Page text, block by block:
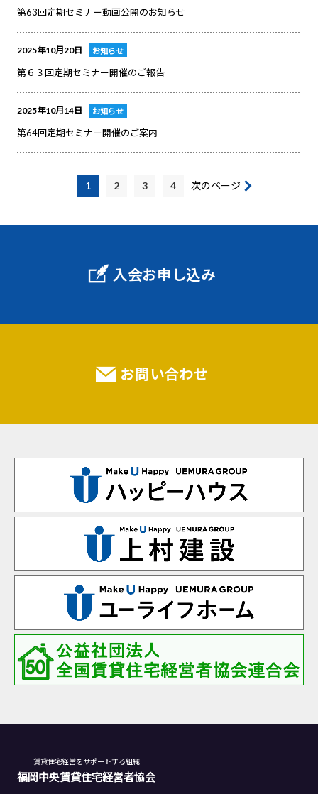
第63回定期セミナー動画公開のお知らせ
2025年10月20日 お知らせ
第６３回定期セミナー開催のご報告
2025年10月14日 お知らせ
第64回定期セミナー開催のご案内
1 2 3 4 次のページ
入会お申し込み
お問い合わせ
賃貸住宅経営をサポートする組織
福岡中央賃貸住宅経営者協会